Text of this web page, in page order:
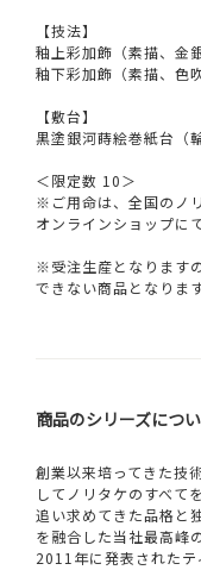
【技法】
釉上彩加飾（素描、金
釉下彩加飾（素描、色吹
【敷台】
黒塗銀河蒔絵巻紙台（
＜限定数 10＞
※ご用命は、全国のノ
オンラインショップに
※受注生産となります
できない商品となります
商品のシリーズにつ
創業以来培ってきた技
してノリタケのすべて
追い求めてきた品格と
を融合した当社最高峰
2011年に発表された